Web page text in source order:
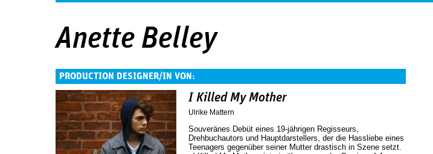
Anette Belley
PRODUCTION DESIGNER/IN VON:
I Killed My Mother
Ulrike Mattern
Souveränes Debüt eines 19-jährigen Regisseurs,
Drehbuchautors und Hauptdarstellers, der die Hassliebe eines
Teenagers gegenüber seiner Mutter drastisch in Szene setzt.